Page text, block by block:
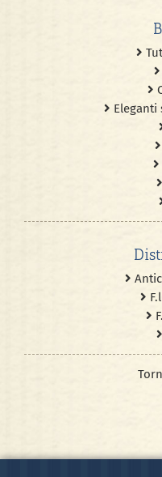
Eleganti